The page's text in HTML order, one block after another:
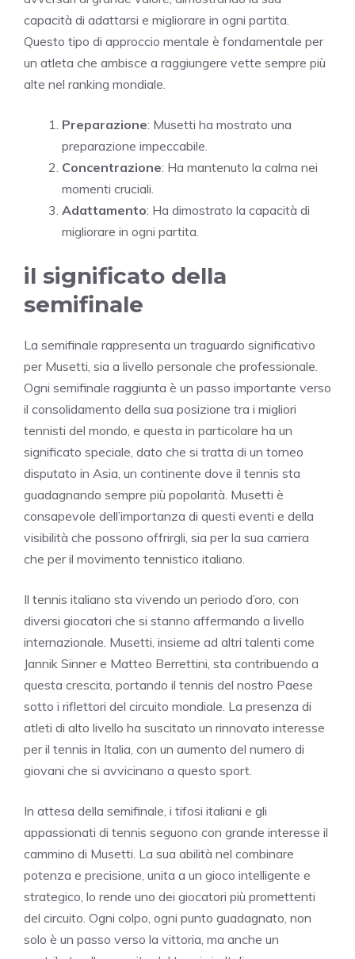
capacità di adattarsi e migliorare in ogni partita.
Questo tipo di approccio mentale è fondamentale per
un atleta che ambisce a raggiungere vette sempre più
alte nel ranking mondiale.
Preparazione: Musetti ha mostrato una
preparazione impeccabile.
Concentrazione: Ha mantenuto la calma nei
momenti cruciali.
Adattamento: Ha dimostrato la capacità di
migliorare in ogni partita.
il significato della
semifinale
La semifinale rappresenta un traguardo significativo
per Musetti, sia a livello personale che professionale.
Ogni semifinale raggiunta è un passo importante verso
il consolidamento della sua posizione tra i migliori
tennisti del mondo, e questa in particolare ha un
significato speciale, dato che si tratta di un torneo
disputato in Asia, un continente dove il tennis sta
guadagnando sempre più popolarità. Musetti è
consapevole dell’importanza di questi eventi e della
visibilità che possono offrirgli, sia per la sua carriera
che per il movimento tennistico italiano.
Il tennis italiano sta vivendo un periodo d’oro, con
diversi giocatori che si stanno affermando a livello
internazionale. Musetti, insieme ad altri talenti come
Jannik Sinner e Matteo Berrettini, sta contribuendo a
questa crescita, portando il tennis del nostro Paese
sotto i riflettori del circuito mondiale. La presenza di
atleti di alto livello ha suscitato un rinnovato interesse
per il tennis in Italia, con un aumento del numero di
giovani che si avvicinano a questo sport.
In attesa della semifinale, i tifosi italiani e gli
appassionati di tennis seguono con grande interesse il
cammino di Musetti. La sua abilità nel combinare
potenza e precisione, unita a un gioco intelligente e
strategico, lo rende uno dei giocatori più promettenti
del circuito. Ogni colpo, ogni punto guadagnato, non
solo è un passo verso la vittoria, ma anche un